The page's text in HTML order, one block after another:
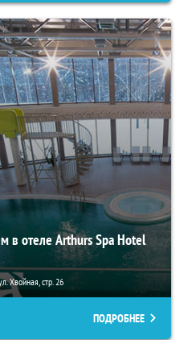
в отеле Arthurs Spa Hotel
Хвойная, стр. 26
ПОДРОБНЕЕ